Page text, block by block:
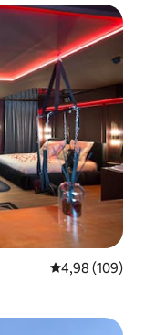
Évaluation
4,98 (109)